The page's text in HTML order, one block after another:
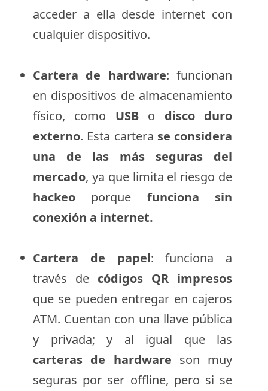
acceder a ella desde internet con
cualquier dispositivo.
Cartera de hardware: funcionan
en dispositivos de almacenamiento
físico, como USBo disco duro
externo. Esta cartera se considera
una de las más seguras del
mercado, ya que limita el riesgo de
hackeo porque funciona sin
conexión a internet.
Cartera de papel: funciona a
través de códigos QR impresos
que se pueden entregar en cajeros
ATM. Cuentan con una llave pública
y privada; y al igual que las
carteras de hardware son muy
seguras por ser offline, pero si se